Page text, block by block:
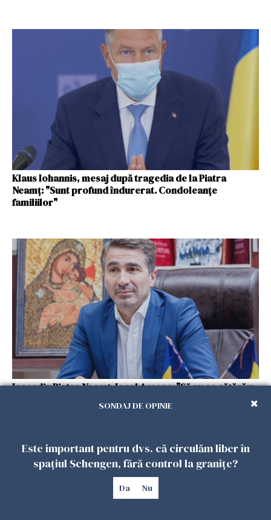
Klaus Iohannis, mesaj după tragedia de la Piatra
Neamț: "Sunt profund îndurerat. Condoleanțe
familiilor"
Incendiu Piatra Neamț. Ionel Arsene: "Să nu ne cățărăm
SONDAJ DE OPINIE
Este important pentru dvs. că circulăm liber în
spațiul Schengen, fără control la granițe?
Da Nu